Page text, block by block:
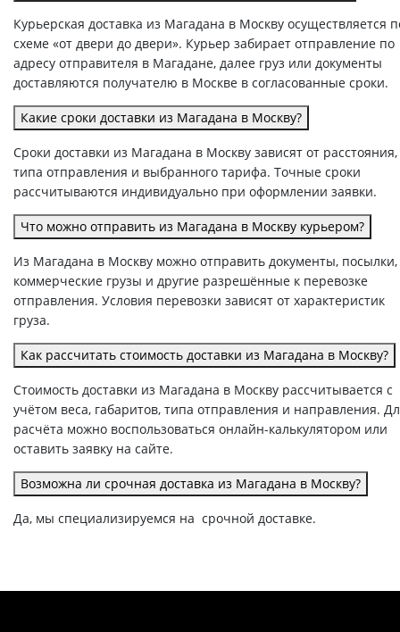
Курьерская доставка из Магадана в Москву осуществляется
схеме «от двери до двери». Курьер забирает отправление по
адресу отправителя в Магадане, далее груз или документы
доставляются получателю в Москве в согласованные сроки.
Какие сроки доставки из Магадана в Москву?
Сроки доставки из Магадана в Москву зависят от расстояния,
типа отправления и выбранного тарифа. Точные сроки
рассчитываются индивидуально при оформлении заявки.
Что можно отправить из Магадана в Москву курьером?
Из Магадана в Москву можно отправить документы, посылки,
коммерческие грузы и другие разрешённые к перевозке
отправления. Условия перевозки зависят от характеристик
груза.
Как рассчитать стоимость доставки из Магадана в Москву?
Стоимость доставки из Магадана в Москву рассчитывается с
учётом веса, габаритов, типа отправления и направления.
расчёта можно воспользоваться онлайн-калькулятором или
оставить заявку на сайте.
Возможна ли срочная доставка из Магадана в Москву?
Да, мы специализируемся на срочной доставке.